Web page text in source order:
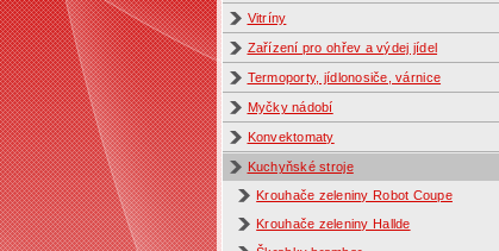
Vitríny
Zařízení pro ohřev a výdej jídel
Termoporty, jídlonosiče, várnice
Myčky nádobí
Konvektomaty
Kuchyňské stroje
Krouhače zeleniny Robot Coupe
Krouhače zeleniny Hallde